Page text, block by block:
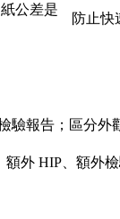
公差是
防止快
報告；區分
額外 HIP、額外